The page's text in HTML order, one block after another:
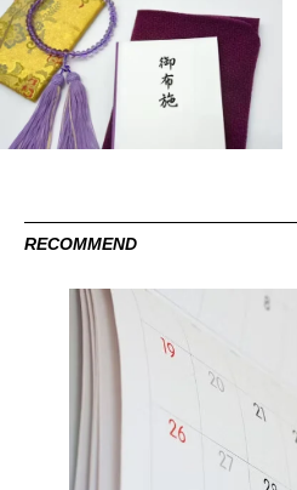
RECOMMEND